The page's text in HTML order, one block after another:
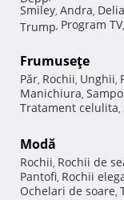
Smiley, Andra, Delia
Trump, Program TV,
Frumuseţe
Păr, Rochii, Unghii,
Manichiura,
Tratament celulita,
Modă
Rochii, Rochii de
Pantofi, Rochii
Ochelari de soare,